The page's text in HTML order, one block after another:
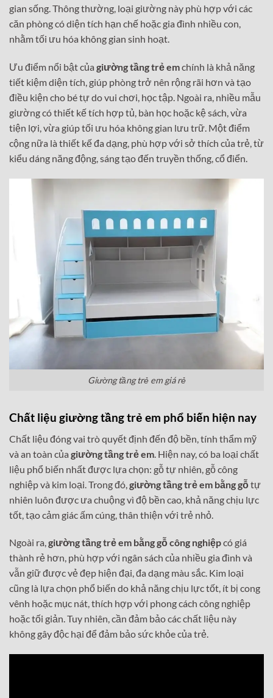
gian sống. Thông thường, loại giường này phù hợp với các
căn phòng có diện tích hạn chế hoặc gia đình nhiều con,
nhằm tối ưu hóa không gian sinh hoạt.
Ưu điểm nổi bật của giường tầng trẻ emchính là khả năng
tiết kiệm diện tích, giúp phòng trở nên rộng rãi hơn và tạo
điều kiện cho bé tự do vui chơi, học tập. Ngoài ra, nhiều mẫu
giường có thiết kế tích hợp tủ, bàn học hoặc kệ sách, vừa
tiện lợi, vừa giúp tối ưu hóa không gian lưu trữ. Một điểm
cộng nữa là thiết kế đa dạng, phù hợp với sở thích của trẻ, từ
kiểu dáng năng động, sáng tạo đến truyền thống, cổ điển.
Giường tầng trẻ em giá rẻ
Chất liệu giường tầng trẻ em phổ biến hiện nay
Chất liệu đóng vai trò quyết định đến độ bền, tính thẩm mỹ
và an toàn của giường tầng trẻ em . Hiện nay, có ba loại chất
liệu phổ biến nhất được lựa chọn: gỗ tự nhiên, gỗ công
nghiệp và kim loại. Trong đó, giường tầng trẻ em bằng gỗ tự
nhiên luôn được ưa chuộng vì độ bền cao, khả năng chịu lực
tốt, tạo cảm giác ấm cúng, thân thiện với trẻ nhỏ.
Ngoài ra,giường tầng trẻ em bằng gỗ công nghiệpcó giá
thành rẻ hơn, phù hợp với ngân sách của nhiều gia đình và
vẫn giữ được vẻ đẹp hiện đại, đa dạng màu sắc. Kim loại
cũng là lựa chọn phổ biến do khả năng chịu lực tốt, ít bị cong
vênh hoặc mục nát, thích hợp với phong cách công nghiệp
hoặc tối giản. Tuy nhiên, cần đảm bảo các chất liệu này
không gây độc hại để đảm bảo sức khỏe của trẻ.